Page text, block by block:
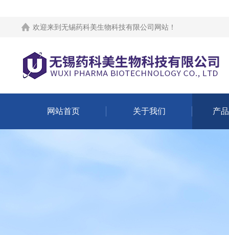
欢迎来到 无锡药科美生物科技有限公司网站 ！
网站首页 关于我们 产